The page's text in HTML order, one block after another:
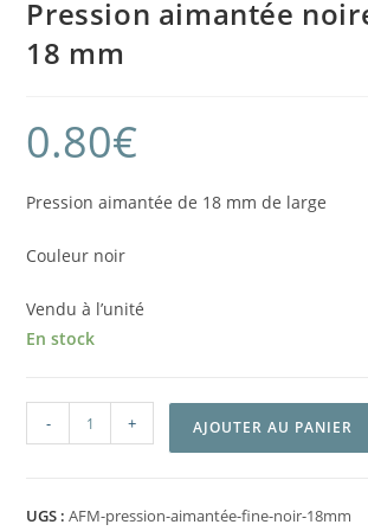
Pression aimantée
18 mm
0.80€
Pression aimantée de 18 mm de large
Couleur noir
Vendu à l’unité
En stock
- + AJOUTER AU PANIER
UGS :AFM-pression-aimantée-fine-noir-18mm